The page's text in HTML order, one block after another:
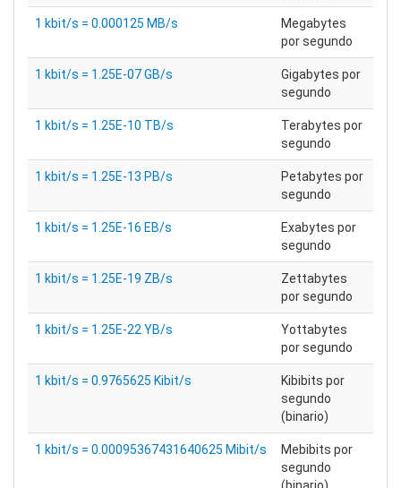
1 kbit/s = 0.000125 MB/s
Megabytes
por segundo
1 kbit/s = 1.25E-07 GB/s
Gigabytes por
segundo
1 kbit/s = 1.25E-10 TB/s
Terabytes por
segundo
1 kbit/s = 1.25E-13 PB/s
Petabytes por
segundo
1 kbit/s = 1.25E-16 EB/s
Exabytes por
segundo
1 kbit/s = 1.25E-19 ZB/s
Zettabytes
por segundo
1 kbit/s = 1.25E-22 YB/s
Yottabytes
por segundo
1 kbit/s = 0.9765625 Kibit/s
Kibibits por
segundo
(binario)
1 kbit/s = 0.00095367431640625 Mibit/s
Mebibits por
segundo